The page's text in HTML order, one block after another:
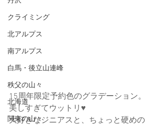
クライミング
北アルプス
南アルプス
白馬・後立山連峰
秩父の山々
北海道
関東の山々
15周年限定予約色のグラデーション。
美しすぎてウットリ♥
大好きなジニアスと、ちょっと硬めの